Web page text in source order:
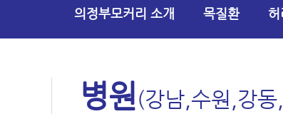
의정부모커리 소개 목질환
병원(강남,수원,강